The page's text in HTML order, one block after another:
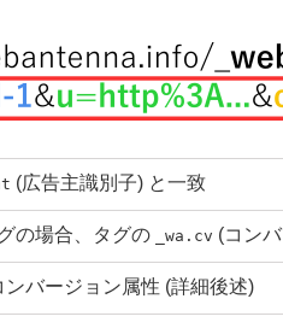
(広告主識別子) と一致
の場合、タグの _wa.cv (コン
ンバージョン属性 (詳細後述)